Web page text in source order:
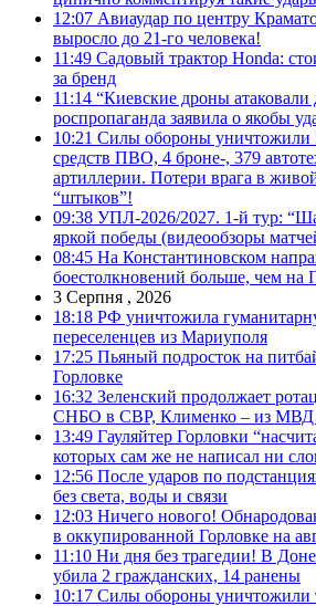
12:07 Авиаудар по центру
выросло до 21-го человека!
11:49 Садовый трактор Honda:
за бренд
11:14 “Киевские дроны атаковали
роспропаганда заявила о якобы
10:21 Силы обороны уничтожили
средств ПВО, 4 броне-, 379
артиллерии. Потери врага в
“штыков”!
09:38 УПЛ-2026/2027. 1-й тур:
яркой победы (видеообзоры
08:45 На Константиновском
боестолкновений больше, чем на
3 Серпня , 2026
18:18 РФ уничтожила
переселенцев из Мариуполя
17:25 Пьяный подросток на
Горловке
16:32 Зеленский продолжает
СНБО в СВР, Клименко – из
13:49 Гауляйтер Горловки
которых сам же не написал ни
12:56 После ударов по
без света, воды и связи
12:03 Ничего нового!
в оккупированной Горловке на
11:10 Ни дня без трагедии! В
убила 2 гражданских, 14 ранены
10:17 Силы обороны уничтожили